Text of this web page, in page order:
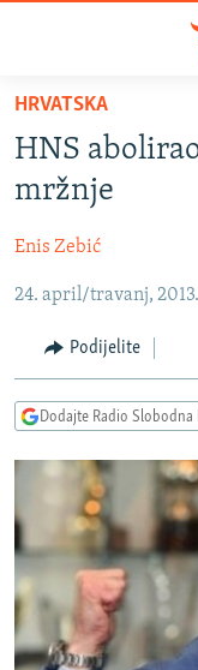
Pređite
glavni
sadržaj
na
navigaciju
Pređite
pretragu
BOSNA I
KOSOVO
CRNA GORA
VIZUELNO
FOTOGALERIJE
INFOGRAFIKE
PODCASTI
RAT U UKRAJINI
KINA NA BALKANU
RSE PRIČE IZ
ISPRIČAJ MI
DNEVNO@RSE
SPECIJALI RSE
HRVATSKA
HNS
mržnje
Enis Zebić
24. april/travanj, 2013.
Podijelite
Dodajte Radio